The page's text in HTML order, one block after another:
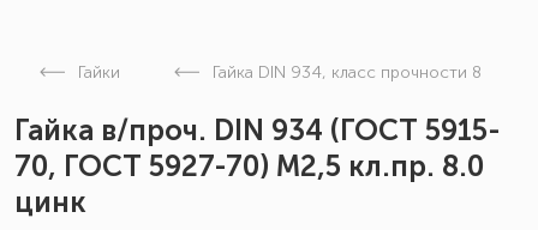
Гайки Гайка DIN 934, класс прочности 8
Гайка в/проч. DIN 934 (ГОСТ 5915-
70, ГОСТ 5927-70) М2,5 кл.пр. 8.0
цинк